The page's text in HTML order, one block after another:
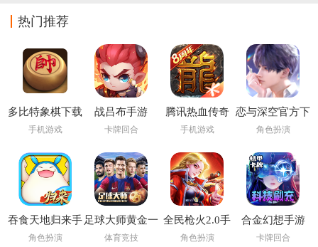
热门推荐
多比特象棋下载
手机游戏
战吕布手游
卡牌回合
腾讯热血传奇
手机游戏
恋与深空官方下
载
角色扮演
吞食天地归来手
游
角色扮演
足球大师黄金一
代九游版
体育竞技
全民枪火2.0手
游
角色扮演
合金幻想手游
卡牌回合